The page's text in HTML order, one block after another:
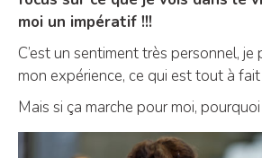
moi un impératif !!!
C’est un sentiment très personnel,
mon expérience, ce qui est tout à
Mais si ça marche pour moi,